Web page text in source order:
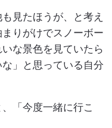
見たほうが、と考え
りがけでスノーボー
な景色を見ていたら
な」と思っている自分
「今度一緒に行こ